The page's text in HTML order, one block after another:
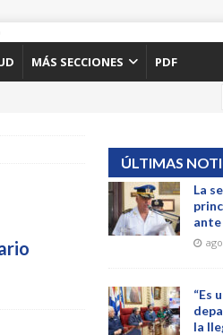
MÁS SECCIONES PDF
ÚLTIMAS
La
“Es
la